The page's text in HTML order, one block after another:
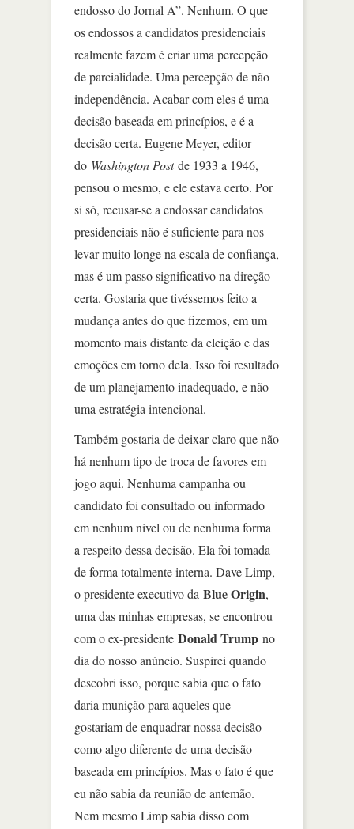
endosso do Jornal A”. Nenhum. O que
os endossos a candidatos presidenciais
realmente fazem é criar uma percepção
de parcialidade. Uma percepção de não
independência. Acabar com eles é uma
decisão baseada em princípios, e é a
decisão certa. Eugene Meyer, editor
do Washington Postde 1933 a 1946,
pensou o mesmo, e ele estava certo. Por
si só, recusar-se a endossar candidatos
presidenciais não é suficiente para nos
levar muito longe na escala de confiança,
mas é um passo significativo na direção
certa. Gostaria que tivéssemos feito a
mudança antes do que fizemos, em um
momento mais distante da eleição e das
emoções em torno dela. Isso foi resultado
de um planejamento inadequado, e não
uma estratégia intencional.
Também gostaria de deixar claro que não
há nenhum tipo de troca de favores em
jogo aqui. Nenhuma campanha ou
candidato foi consultado ou informado
em nenhum nível ou de nenhuma forma
a respeito dessa decisão. Ela foi tomada
de forma totalmente interna. Dave Limp,
o presidente executivo da Blue Origin,
uma das minhas empresas, se encontrou
com o ex-presidente Donald Trump no
dia do nosso anúncio. Suspirei quando
descobri isso, porque sabia que o fato
daria munição para aqueles que
gostariam de enquadrar nossa decisão
como algo diferente de uma decisão
baseada em princípios. Mas o fato é que
eu não sabia da reunião de antemão.
Nem mesmo Limp sabia disso com